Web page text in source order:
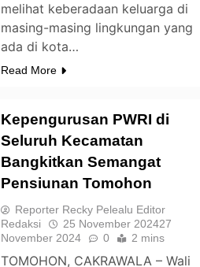
melihat keberadaan keluarga di
masing-masing lingkungan yang
ada di kota…
Read More
Kepengurusan PWRI di
Seluruh Kecamatan
Bangkitkan Semangat
Pensiunan Tomohon
Reporter Recky Pelealu Editor
Redaksi
25 November 202427
November 2024
0 2 mins
TOMOHON, CAKRAWALA – Wali